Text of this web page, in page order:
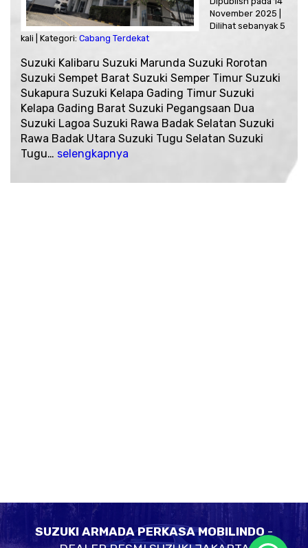
November 2025 |
Dilihat sebanyak 5
kali | Kategori: Cabang Terdekat
Suzuki Kalibaru Suzuki Marunda Suzuki Rorotan
Suzuki Sempet Barat Suzuki Semper Timur Suzuki
Sukapura Suzuki Kelapa Gading Timur Suzuki
Kelapa Gading Barat Suzuki Pegangsaan Dua
Suzuki Lagoa Suzuki Rawa Badak Selatan Suzuki
Rawa Badak Utara Suzuki Tugu Selatan Suzuki
Tugu… selengkapnya
SUZUKI ARMADA PERKASA MOBILINDO-